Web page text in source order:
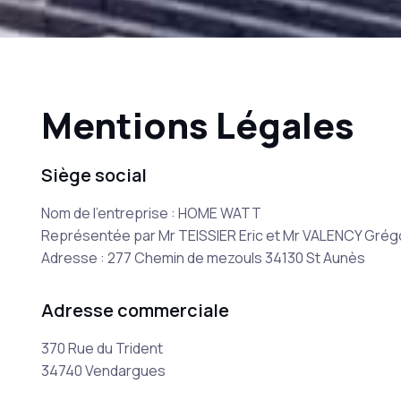
Mentions Légales
Siège social
Nom de l’entreprise : HOME WATT
Représentée par Mr TEISSIER Eric et Mr VALENCY
Adresse : 277 Chemin de mezouls 34130 St Aunès
Adresse commerciale
370 Rue du Trident
34740 Vendargues